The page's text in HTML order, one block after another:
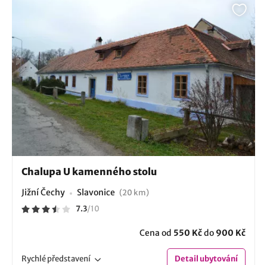
Chalupa U kamenného stolu
Jižní Čechy Slavonice (20 km)
7.3/10
Cena od 550 Kčdo 900 Kč
Rychlépředstavení Detailubytování